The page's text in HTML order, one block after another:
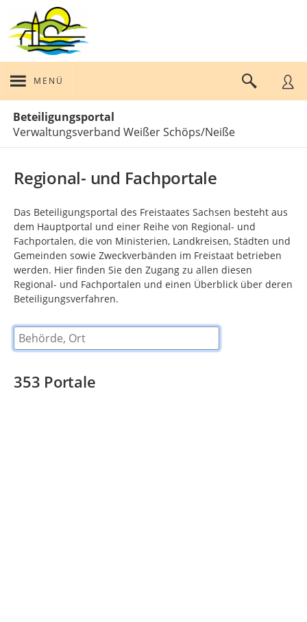
MENÜ
Beteiligungsportal
Verwaltungsverband Weißer Schöps/Neiße
Regional- und Fachportale
Das Beteiligungsportal des Freistaates Sachsen besteht aus
dem Hauptportal und einer Reihe von Regional- und
Fachportalen, die von Ministerien, Landkreisen, Städten und
Gemeinden sowie Zweckverbänden im Freistaat betrieben
werden. Hier finden Sie den Zugang zu allen diesen
Regional- und Fachportalen und einen Überblick über deren
Beteiligungsverfahren.
Behörde, Ort
353 Portale